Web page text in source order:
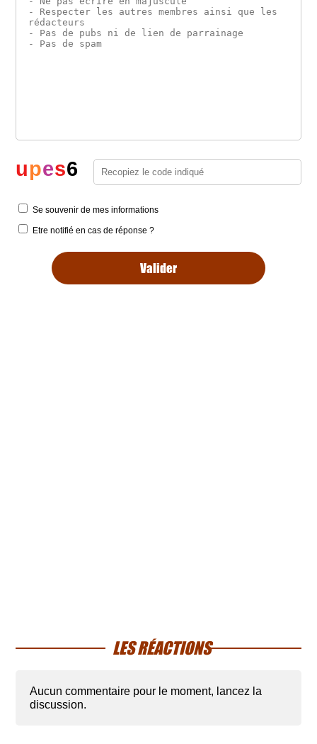
upes6
Se souvenir de mes informations
Etre notifié en cas de réponse ?
LES RÉACTIONS
Aucun commentaire pour le moment, lancez la
discussion.